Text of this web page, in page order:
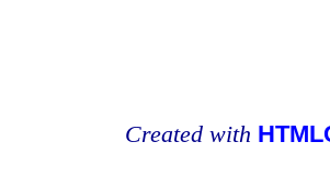
Created with